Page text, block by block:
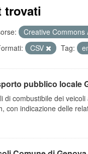
trovati
Creative Commons
CSV Tag:
pubblico locale
di combustibile dei
con indicazione delle